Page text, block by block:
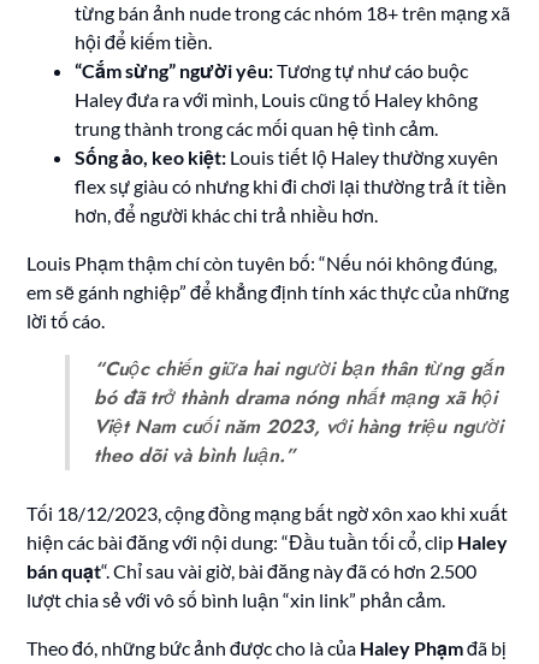
từng bán ảnh nude trong các nhóm 18+ trên mạng xã
hội để kiếm tiền.
“Cắm sừng” người yêu:Tương tự như cáo buộc
Haley đưa ra với mình, Louis cũng tố Haley không
trung thành trong các mối quan hệ tình cảm.
Sống ảo, keo kiệt: Louis tiết lộ Haley thường xuyên
flex sự giàu có nhưng khi đi chơi lại thường trả ít tiền
hơn, để người khác chi trả nhiều hơn.
Louis Phạm thậm chí còn tuyên bố: “Nếu nói không đúng,
em sẽ gánh nghiệp” để khẳng định tính xác thực của những
lời tố cáo.
“Cuộc chiến giữa hai người bạn thân từng gắn
bó đã trở thành drama nóng nhất mạng xã hội
Việt Nam cuối năm 2023, với hàng triệu người
theo dõi và bình luận.”
Tối 18/12/2023, cộng đồng mạng bất ngờ xôn xao khi xuất
hiện các bài đăng với nội dung: “Đầu tuần tối cổ, clip Haley
bán quạt“. Chỉ sau vài giờ, bài đăng này đã có hơn 2.500
lượt chia sẻ với vô số bình luận “xin link” phản cảm.
Theo đó, những bức ảnh được cho là của Haley Phạmđã bị